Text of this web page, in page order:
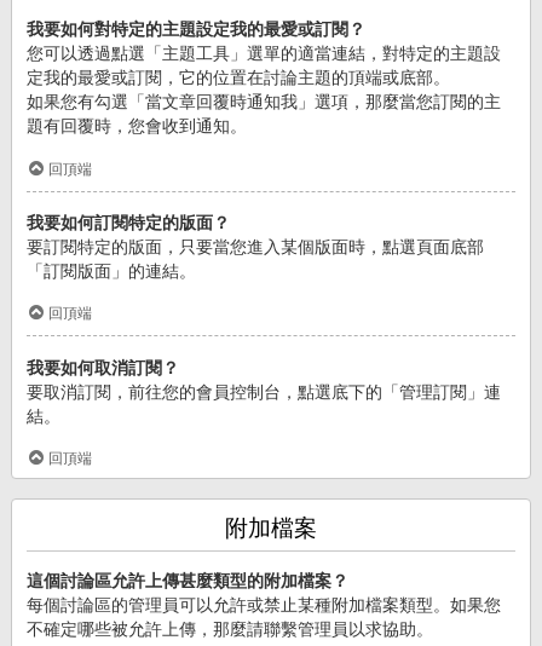
我要如何對特定的主題設定我的最愛或訂閱？
您可以透過點選「主題工具」選單的適當連結，對特定的主題設
定我的最愛或訂閱，它的位置在討論主題的頂端或底部。
如果您有勾選「當文章回覆時通知我」選項，那麼當您訂閱的主
題有回覆時，您會收到通知。
回頂端
我要如何訂閱特定的版面？
要訂閱特定的版面，只要當您進入某個版面時，點選頁面底部
「訂閱版面」的連結。
回頂端
我要如何取消訂閱？
要取消訂閱，前往您的會員控制台，點選底下的「管理訂閱」連
結。
回頂端
附加檔案
這個討論區允許上傳甚麼類型的附加檔案？
每個討論區的管理員可以允許或禁止某種附加檔案類型。如果您
不確定哪些被允許上傳，那麼請聯繫管理員以求協助。